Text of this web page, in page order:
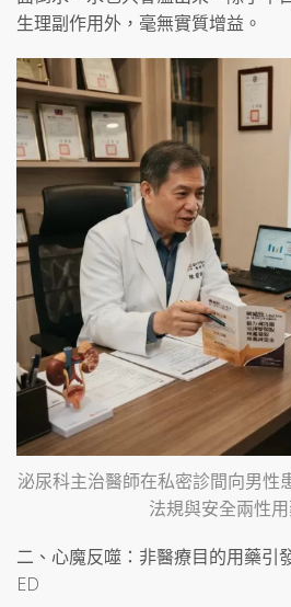
生理副作用外，毫無實質增益。
泌尿科主治醫師在私密診間向男性
法規與安全兩性
二、心魔反噬：非醫療目的用藥引
ED